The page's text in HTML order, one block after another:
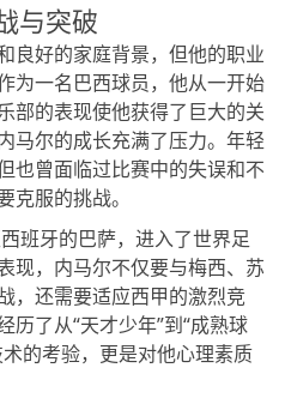
与突破
良好的家庭背景，但他的职业
为一名巴西球员，他从一开始
部的表现使他获得了巨大的关
马尔的成长充满了压力。年轻
也曾面临过比赛中的失误和不
克服的挑战。
班牙的巴萨，进入了世界足
现，内马尔不仅要与梅西、苏
，还需要适应西甲的激烈竞
历了从“天才少年”到“成熟球
的考验，更是对他心理素质